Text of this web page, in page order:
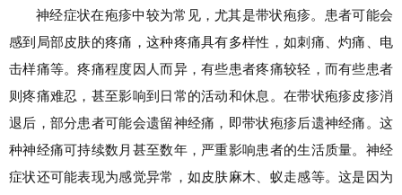
神经症状在疱疹中较为常见，尤其是带状疱疹。患者可能会
感到局部皮肤的疼痛，这种疼痛具有多样性，如刺痛、灼痛、电
击样痛等。疼痛程度因人而异，有些患者疼痛较轻，而有些患者
则疼痛难忍，甚至影响到日常的活动和休息。在带状疱疹皮疹消
退后，部分患者可能会遗留神经痛，即带状疱疹后遗神经痛。这
种神经痛可持续数月甚至数年，严重影响患者的生活质量。神经
症状还可能表现为感觉异常，如皮肤麻木、蚁走感等。这是因为